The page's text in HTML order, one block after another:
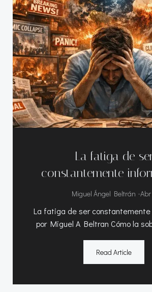
La fatiga de
constantemente
Miguel Ángel Beltrán -
La fatiga de ser constantemente
por Miguel A Beltran Cómo la
Read Article